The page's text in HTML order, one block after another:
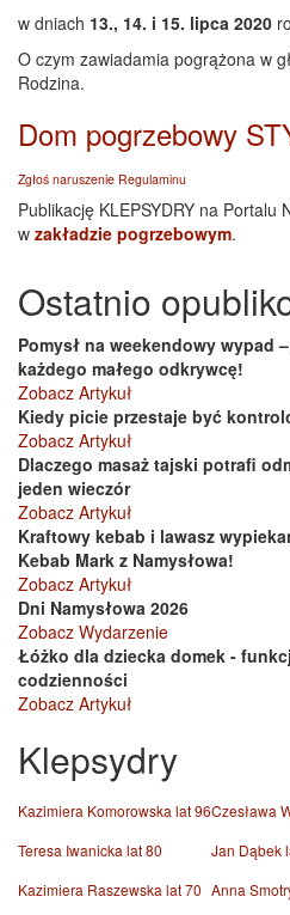
w dniach 13., 14. i 15. lipca 2020
O czym zawiadamia pogrążona w
Rodzina.
Dom pogrzebowy
Zgłoś naruszenie Regulaminu
Publikację KLEPSYDRY na Portalu
w zakładzie pogrzebowym.
Ostatnio
Pomysł na weekendowy wypad
każdego małego odkrywcę!
Zobacz Artykuł
Kiedy picie przestaje być
Zobacz Artykuł
Dlaczego masaż tajski potrafi
jeden wieczór
Zobacz Artykuł
Kraftowy kebab i lawasz
Kebab Mark z Namysłowa!
Zobacz Artykuł
Dni Namysłowa 2026
Zobacz Wydarzenie
Łóżko dla dziecka domek -
codzienności
Zobacz Artykuł
Klepsydry
Kazimiera Komorowska lat 96Czesława
Teresa Iwanicka lat 80
Jan Dąbek
Kazimiera Raszewska lat 70 Anna